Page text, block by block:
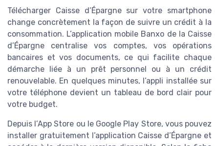
Télécharger Caisse d’Épargne sur votre smartphone
change concrètement la façon de suivre un crédit à la
consommation. L’application mobile Banxo de la Caisse
d’Épargne centralise vos comptes, vos opérations
bancaires et vos documents, ce qui facilite chaque
démarche liée à un prêt personnel ou à un crédit
renouvelable. En quelques minutes, l’appli installée sur
votre téléphone devient un tableau de bord clair pour
votre budget.
Depuis l’App Store ou le Google Play Store, vous pouvez
installer gratuitement l’application Caisse d’Épargne et